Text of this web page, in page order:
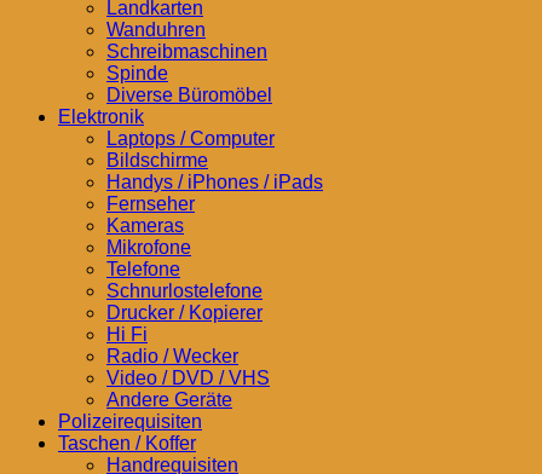
Landkarten
Wanduhren
Schreibmaschinen
Spinde
Diverse Büromöbel
Elektronik
Laptops / Computer
Bildschirme
Handys / iPhones / iPads
Fernseher
Kameras
Mikrofone
Telefone
Schnurlostelefone
Drucker / Kopierer
Hi Fi
Radio / Wecker
Video / DVD / VHS
Andere Geräte
Polizeirequisiten
Taschen / Koffer
Handrequisiten